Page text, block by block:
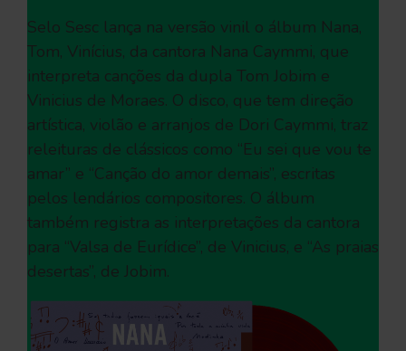
Selo Sesc lança na versão vinil o álbum Nana,
Tom, Vinícius, da cantora Nana Caymmi, que
interpreta canções da dupla Tom Jobim e
Vinicius de Moraes. O disco, que tem direção
artística, violão e arranjos de Dori Caymmi, traz
releituras de clássicos como “Eu sei que vou te
amar” e “Canção do amor demais”, escritas
pelos lendários compositores. O álbum
também registra as interpretações da cantora
para “Valsa de Eurídice”, de Vinicius, e “As praias
desertas”, de Jobim.